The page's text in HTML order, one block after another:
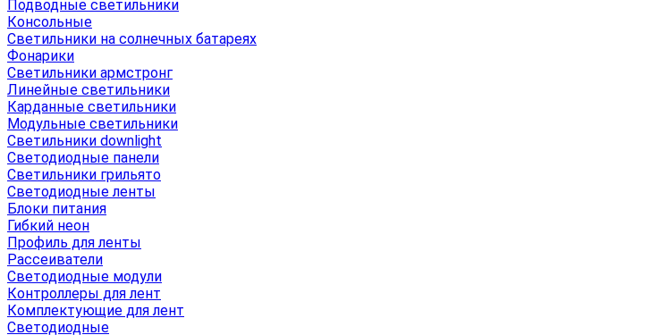
Подводные светильники
Консольные
Светильники на солнечных батареях
Фонарики
Светильники армстронг
Линейные светильники
Карданные светильники
Модульные светильники
Светильники downlight
Светодиодные панели
Светильники грильято
Светодиодные ленты
Блоки питания
Гибкий неон
Профиль для ленты
Рассеиватели
Светодиодные модули
Контроллеры для лент
Комплектующие для лент
Светодиодные